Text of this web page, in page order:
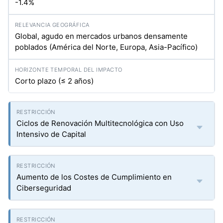
-1.4%
Global, agudo en mercados urbanos densamente
poblados (América del Norte, Europa, Asia-Pacífico)
Corto plazo (≤ 2 años)
Ciclos de Renovación Multitecnológica con Uso
Intensivo de Capital
Aumento de los Costes de Cumplimiento en
Ciberseguridad